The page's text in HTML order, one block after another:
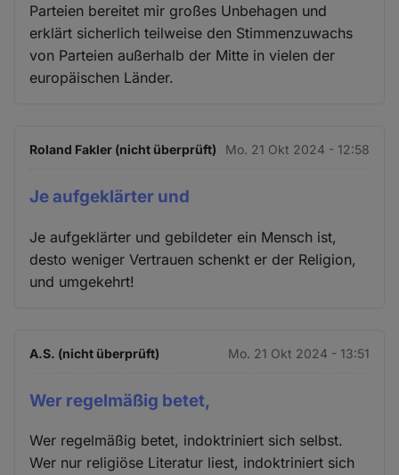
Parteien bereitet mir großes Unbehagen und
erklärt sicherlich teilweise den Stimmenzuwachs
von Parteien außerhalb der Mitte in vielen der
europäischen Länder.
Roland Fakler (nicht überprüft) Mo. 21 Okt 2024 - 12:58
Je aufgeklärter und
Je aufgeklärter und gebildeter ein Mensch ist,
desto weniger Vertrauen schenkt er der Religion,
und umgekehrt!
A.S. (nicht überprüft) Mo. 21 Okt 2024 - 13:51
Wer regelmäßig betet,
Wer regelmäßig betet, indoktriniert sich selbst.
Wer nur religiöse Literatur liest, indoktriniert sich